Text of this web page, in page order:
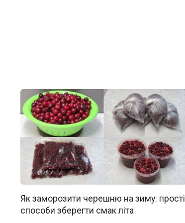
Як заморозити черешню на зиму: прості
способи зберегти смак літа